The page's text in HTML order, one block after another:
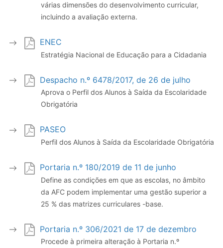
várias dimensões do desenvolvimento curricular,
incluindo a avaliação externa.
ENEC
Estratégia Nacional de Educação para a Cidadania
Despacho n.º 6478/2017, de 26 de julho
Aprova o Perfil dos Alunos à Saída da Escolaridade
Obrigatória
PASEO
Perfil dos Alunos à Saída da Escolaridade Obrigatória
Portaria n.º 180/2019 de 11 de junho
Define as condições em que as escolas, no âmbito
da AFC podem implementar uma gestão superior a
25 % das matrizes curriculares -base.
Portaria n.º 306/2021 de 17 de dezembro
Procede à primeira alteração à Portaria n.º